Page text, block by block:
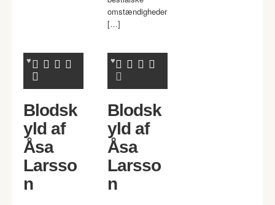
omstændigheder
[…]
Blodsk
yld af
Åsa
Larsso
n
Blodsk
yld af
Åsa
Larsso
n